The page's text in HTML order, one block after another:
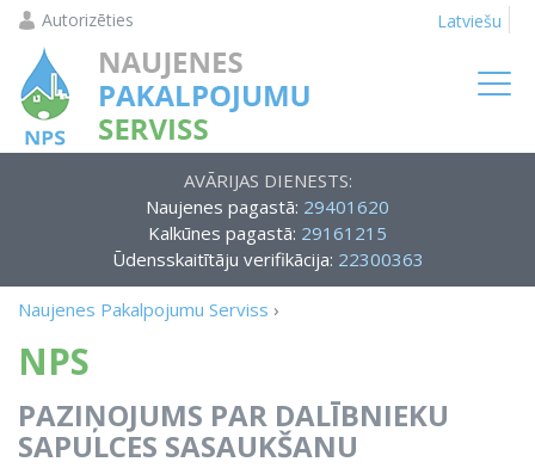
Autorizēties Latviešu
AVĀRIJAS DIENESTS:
Naujenes pagastā: 29401620
Kalkūnes pagastā: 29161215
Ūdensskaitītāju verifikācija: 22300363
Naujenes Pakalpojumu Serviss ›
NPS
PAZIŅOJUMS PAR DALĪBNIEKU
SAPULCES SASAUKŠANU